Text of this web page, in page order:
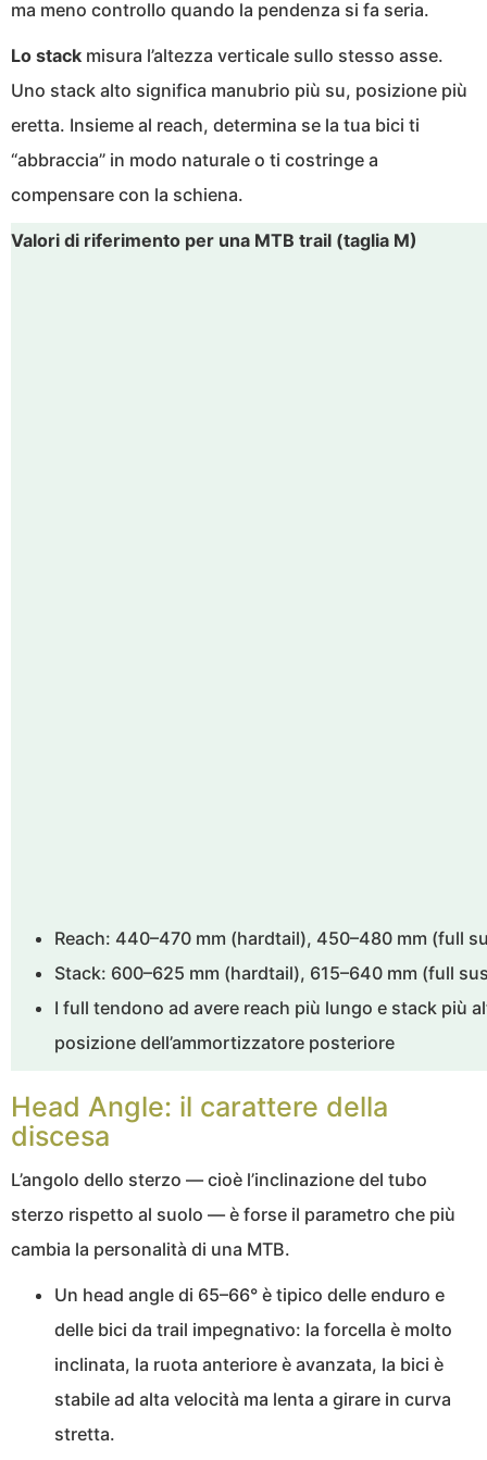
ma meno controllo quando la pendenza si fa seria.
Lo stack misura l’altezza verticale sullo stesso asse.
Uno stack alto significa manubrio più su, posizione più
eretta. Insieme al reach, determina se la tua bici ti
“abbraccia” in modo naturale o ti costringe a
compensare con la schiena.
Valori di riferimento per una MTB trail (taglia M)
Reach: 440–470 mm (hardtail), 450–480 mm (full
Stack: 600–625 mm (hardtail), 615–640 mm (full
I full tendono ad avere reach più lungo e stack più
posizione dell’ammortizzatore posteriore
Head Angle: il carattere della
discesa
L’angolo dello sterzo — cioè l’inclinazione del tubo
sterzo rispetto al suolo — è forse il parametro che più
cambia la personalità di una MTB.
Un head angle di 65–66° è tipico delle enduro e
delle bici da trail impegnativo: la forcella è molto
inclinata, la ruota anteriore è avanzata, la bici è
stabile ad alta velocità ma lenta a girare in curva
stretta.